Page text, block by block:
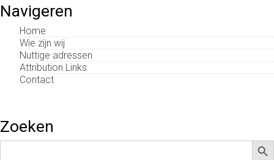
Navigeren
Home
Wie zijn wij
Nuttige adressen
Attribution Links
Contact
Zoeken
Zoek